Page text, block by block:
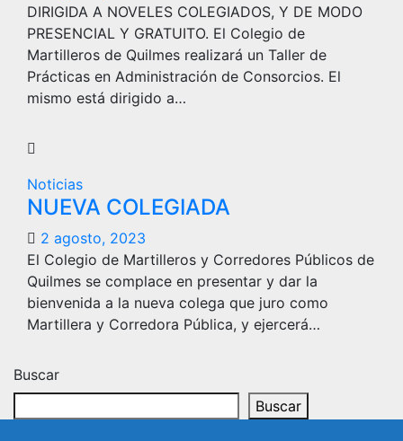
DIRIGIDA A NOVELES COLEGIADOS, Y DE MODO
PRESENCIAL Y GRATUITO. El Colegio de
Martilleros de Quilmes realizará un Taller de
Prácticas en Administración de Consorcios. El
mismo está dirigido a…
Noticias
NUEVA COLEGIADA
2 agosto, 2023
El Colegio de Martilleros y Corredores Públicos de
Quilmes se complace en presentar y dar la
bienvenida a la nueva colega que juro como
Martillera y Corredora Pública, y ejercerá…
Buscar
Buscar